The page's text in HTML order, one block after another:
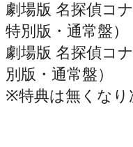
劇場版 名探偵コ
特別版・通常盤）
劇場版 名探偵コ
別版・通常盤）
※特典は無くなり